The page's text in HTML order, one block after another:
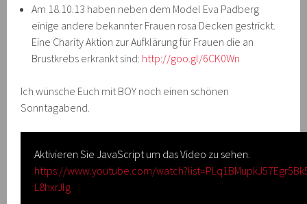
Am 18.10.13 haben neben dem Model Eva Padberg
einige andere bekannter Frauen rosa Decken gestrickt.
Eine Charity Aktion zur Aufklärung für Frauen die an
Brustkrebs erkrankt sind: http://goo.gl/6CK0Wn
Ich wünsche Euch mit BOY noch einen schönen
Sonntagabend.
Aktivieren Sie JavaScript um das Video zu sehen.
https://www.youtube.com/
L8hxrJlg